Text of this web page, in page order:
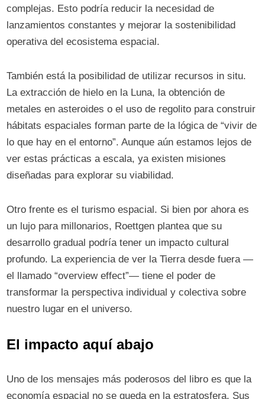
complejas. Esto podría reducir la necesidad de
lanzamientos constantes y mejorar la sostenibilidad
operativa del ecosistema espacial.
También está la posibilidad de utilizar recursos in situ.
La extracción de hielo en la Luna, la obtención de
metales en asteroides o el uso de regolito para construir
hábitats espaciales forman parte de la lógica de “vivir de
lo que hay en el entorno”. Aunque aún estamos lejos de
ver estas prácticas a escala, ya existen misiones
diseñadas para explorar su viabilidad.
Otro frente es el turismo espacial. Si bien por ahora es
un lujo para millonarios, Roettgen plantea que su
desarrollo gradual podría tener un impacto cultural
profundo. La experiencia de ver la Tierra desde fuera —
el llamado “overview effect”— tiene el poder de
transformar la perspectiva individual y colectiva sobre
nuestro lugar en el universo.
El impacto aquí abajo
Uno de los mensajes más poderosos del libro es que la
economía espacial no se queda en la estratosfera. Sus